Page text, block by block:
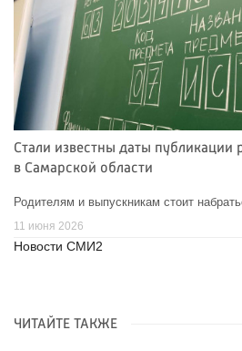
Стали известны даты публикации
в Самарской области
Родителям и выпускникам стоит
11 июня 2026
Новости СМИ2
ЧИТАЙТЕ ТАКЖЕ